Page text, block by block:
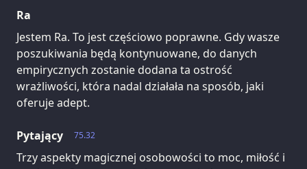
Ra
Jestem Ra. To jest częściowo poprawne. Gdy wasze
poszukiwania będą kontynuowane, do danych
empirycznych zostanie dodana ta ostrość
wrażliwości, która nadal działała na sposób, jaki
oferuje adept.
75.32
Pytający
Trzy aspekty magicznej osobowości to moc, miłość i